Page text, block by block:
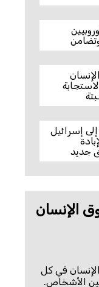
إسرائيل
جديد
الإنسان
في كل
الأشخاص.